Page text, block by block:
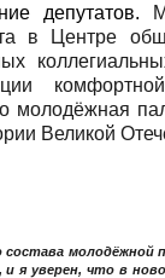
депутатов.
в Центре
Великой
молодёжной
я уверен, что в